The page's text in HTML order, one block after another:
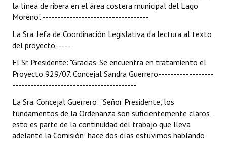
la línea de ribera en el área costera municipal del Lago
Moreno". -----------------------------------
La Sra. Jefa de Coordinación Legislativa da lectura al texto
del proyecto.-----
El Sr. Presidente: "Gracias. Se encuentra en tratamiento el
Proyecto 929/07. Concejal Sandra Guerrero.------------------
-----------------------------------------
La Sra. Concejal Guerrero: "Señor Presidente, los
fundamentos de la Ordenanza son suficientemente claros,
esto es parte de la continuidad del trabajo que lleva
adelante la Comisión; hace dos días estuvimos hablando